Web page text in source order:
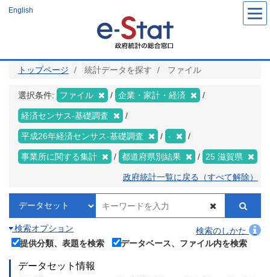
ツ
English
トップページ 統計データを探す ファイル
選択条件: ファイル 企業・家計・経済
経済センサス‐基礎調査
平成26年経済センサス‐基礎調査 -
事業所に関する集計 都道府県別結果 25 滋賀県
政府統計一覧に戻る（すべて解除）
検索オプション
検索のしかた
提供分類、表題を検索
データベース、ファイル内を検索
データセット情報